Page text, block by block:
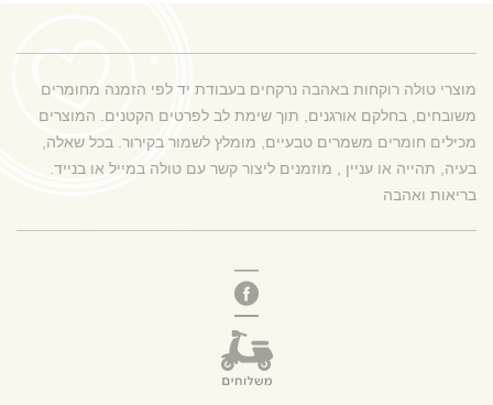
מוצרי טולה רוקחות באהבה נרקחים בעבודת יד לפי הזמנה מחומרים
משובחים, בחלקם אורגנים, תוך שימת לב לפרטים הקטנים. המוצרים
מכילים חומרים משמרים טבעיים, מומלץ לשמור בקירור. בכל שאלה,
בעיה, תהייה או עניין , מוזמנים ליצור קשר עם טולה במייל או בנייד.
בריאות ואהבה